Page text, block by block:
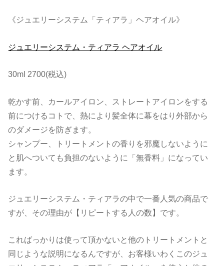
《ジュエリーシステム「ティアラ」ヘアオイル》
ジュエリーシステム・ティアラ ヘアオイル
30ml 2700(税込)
乾かす前、カールアイロン、ストレートアイロンをする
前につけるコトで、熱により髪全体に幕をはり外部から
のダメージを防ぎます。
シャンプー、トリートメントの香りを邪魔しないように
と肌へついても負担のないように「無香料」になってい
ます。
ジュエリーシステム・ティアラの中で一番人気の商品で
すが、その理由が【リピートする人の数】です。
こればっかりは使って頂かないと他のトリートメントと
同じような説明になるんですが、お客様いわくこのジュ